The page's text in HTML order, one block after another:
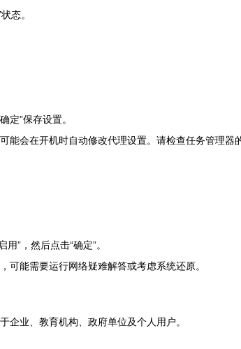
态。
定”保存设置。
能会在开机时自动修改代理设置。请检查任务管理器
”，然后点击“确定”。
可能需要运行网络疑难解答或考虑系统还原。
企业、教育机构、政府单位及个人用户。